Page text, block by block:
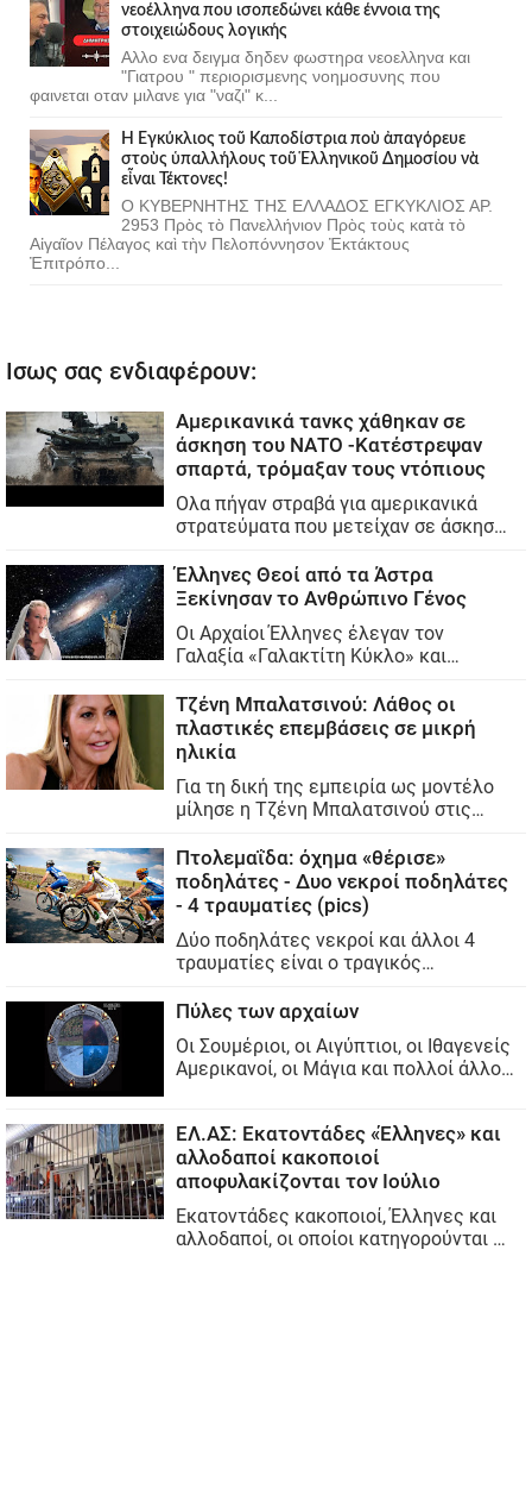
νεοέλληνα που ισοπεδώνει κάθε έννοια της
στοιχειώδους λογικής
Αλλο ενα δειγμα δηδεν φωστηρα νεοελληνα και
"Γιατρου " περιορισμενης νοημοσυνης που
φαινεται οταν μιλανε για "ναζι" κ...
Ἡ Ἐγκύκλιος τοῦ Καποδίστρια ποὺ ἀπαγόρευε
στοὺς ὑπαλλήλους τοῦ Ἑλληνικοῦ Δημοσίου νὰ
εἶναι Τέκτονες!
Ο ΚΥΒΕΡΝΗΤΗΣ ΤΗΣ ΕΛΛΑΔΟΣ ΕΓΚΥΚΛΙΟΣ ΑΡ.
2953 Πρὸς τὸ Πανελλήνιον Πρὸς τοὺς κατὰ τὸ
Αἰγαῖον Πέλαγος καὶ τὴν Πελοπόννησον Ἐκτάκτους
Ἐπιτρόπο...